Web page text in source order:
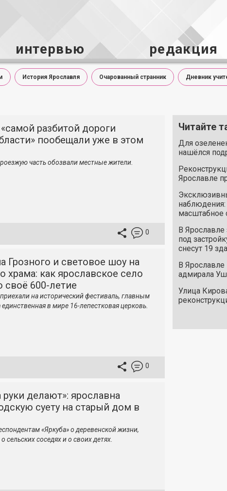
интервью редакция
История Ярославля Очарованный странник Дневник
разбитой дороги
пообещали уже в этом
часть обозвали местные жители.
0
Грозного и световое шоу на
храма: как ярославское село
своё 600-летие
на исторический фестиваль, главным
в мире 16-лепестковая церковь.
0
руки делают»: ярославна
суету на старый дом в
«Яркуба» о деревенской жизни,
сельских соседях и о своих детях.
Читайте
Для
нашёлся
Ярославле
масштабное
В Ярославле
под
снесут 19
В
адмирала
Улица